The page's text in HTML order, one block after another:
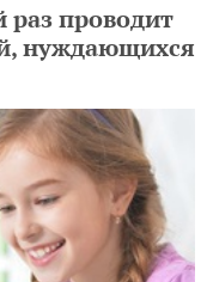
раз проводит
нуждающихся